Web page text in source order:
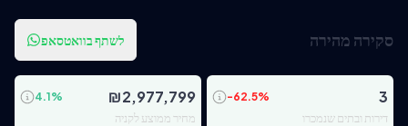
סקירה מהירה לשתף בוואטסאפ
3
-62.5%
דירות ובתים שנמכרו
₪2,977,799
4.1%
מחיר ממוצע לקניה